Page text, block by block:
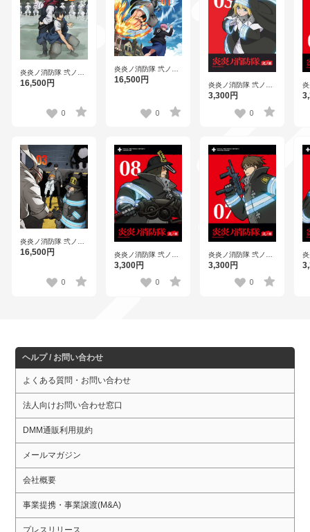
炎炎ノ消防隊 弐ノ章
第2巻 （ブルーレイ
16,500円
0
炎炎ノ消防隊 弐ノ章
第1巻 （ブルーレイ
16,500円
0
炎炎ノ消防隊 弐ノ章
第3巻
3,300円
0
炎炎ノ消防隊 弐ノ章
第3巻 （ブルーレイ
16,500円
0
炎炎ノ消防隊 弐ノ章
第8巻
3,300円
0
炎炎ノ消防隊 弐ノ章
第7巻
3,300円
0
ヘルプ / お問い合わせ
よくある質問・お問い合わせ
法人向けお問い合わせ窓口
DMM通販利用規約
メールマガジン
会社概要
事業提携・事業譲渡(M&A)
プレスリリース